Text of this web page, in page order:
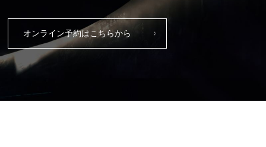
オンライン予約はこちらから